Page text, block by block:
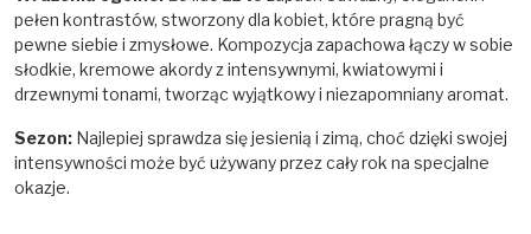
pełen kontrastów, stworzony dla kobiet, które pragną być
pewne siebie i zmysłowe. Kompozycja zapachowa łączy w sobie
słodkie, kremowe akordy z intensywnymi, kwiatowymi i
drzewnymi tonami, tworząc wyjątkowy i niezapomniany aromat.
Sezon: Najlepiej sprawdza się jesienią i zimą, choć dzięki swojej
intensywności może być używany przez cały rok na specjalne
okazje.